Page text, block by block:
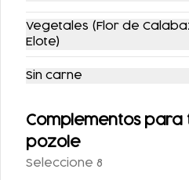
DOBLE DOBLETE
Vegetales (Flor de
Elote)
Sin carne
Complementos para
pozole
Seleccione 8